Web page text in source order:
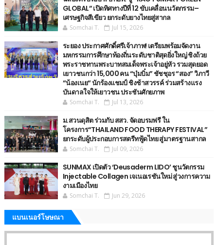
GLOBAL” เปิดทิศทางปีที่ 12 ขับเคลื่อนนวัตกรรม–
เศรษฐกิจสีเขียว ยกระดับยางไทยสู่สากล
Somchai T. Jul 15, 2026
ระยอง ประกาศศักดิ์ศรีเจ้าภาพ! เตรียมพร้อมจัดงาน
มหกรรมการศึกษาท้องถิ่นระดับชาติสุดยิ่งใหญ่ ชิงถ้วย
พระราชทานพระบาทสมเด็จพระเจ้าอยู่หัว รวมสุดยอด
เยาวชนกว่า 15,000 คน “บุ๋มบิ๋ม” ชัชชุอร “สอง” วิภาวี
“น้องเนย“ นักร้องแชมป์ ชิงช้าสวรรค์ ร่วมสร้างแรง
บันดาลใจให้เยาวชน ประชันศักยภาพ
Somchai T. Jul 13, 2026
ม.สวนดุสิต ร่วมกับ สสว. จัดอบรมฟรี ใน
โครงการ“THAILAND FOOD THERAPY FESTIVAL”
ยกระดับผู้ประกอบการสตรีทฟู้ดไทย สู่มาตรฐานสากล
Somchai T. Jul 09, 2026
SUNMAX เปิดตัว ‘Deusaderm LIDO’ ชูนวัตกรรม
Injectable Collagen เจเนอเรชันใหม่ สู่วงการความ
งามเมืองไทย
Somchai T. Jun 29, 2026
แบนเนอร์โษษณา